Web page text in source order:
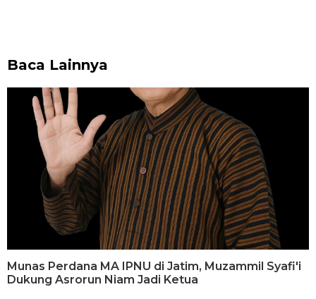
Baca Lainnya
Munas Perdana MA IPNU di Jatim, Muzammil Syafi'i
Dukung Asrorun Niam Jadi Ketua